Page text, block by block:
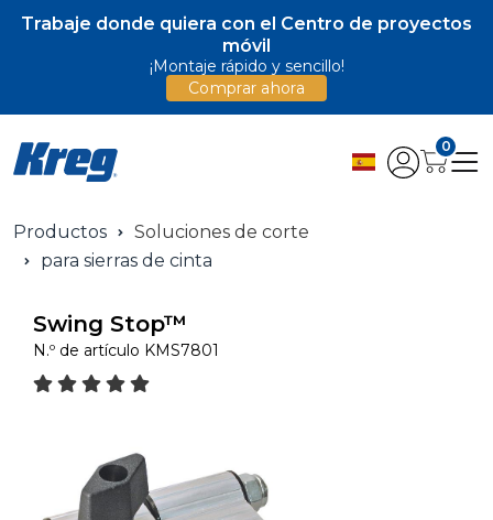
Trabaje donde quiera con el Centro de proyectos
móvil
¡Montaje rápido y sencillo!
Comprar ahora
0
Productos
Soluciones de corte
para sierras de cinta
Swing Stop™
N.º de artículo KMS7801